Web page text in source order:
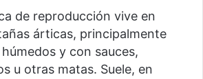
de reproducción vive en
árticas, principalmente
y con sauces,
u otras matas. Suele, en